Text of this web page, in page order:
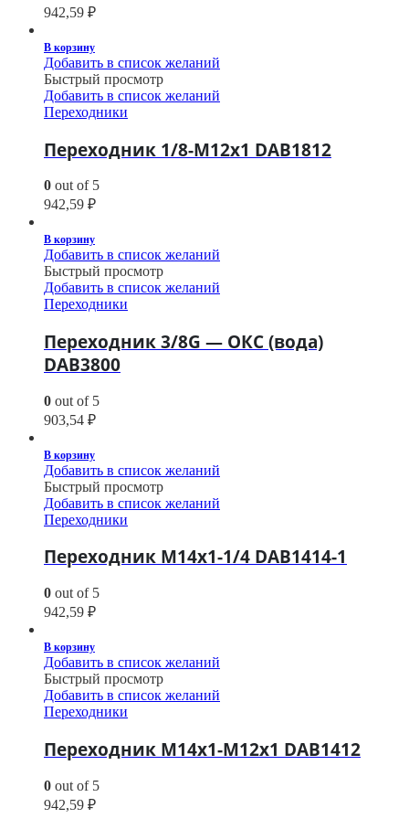
942,59 ₽
В корзину
Добавить в список желаний
Быстрый просмотр
Добавить в список желаний
Переходники
Переходник 1/8-M12х1 DAB1812
0 out of 5
942,59 ₽
В корзину
Добавить в список желаний
Быстрый просмотр
Добавить в список желаний
Переходники
Переходник 3/8G — ОКС (вода)
DAB3800
0 out of 5
903,54 ₽
В корзину
Добавить в список желаний
Быстрый просмотр
Добавить в список желаний
Переходники
Переходник M14х1-1/4 DAB1414-1
0 out of 5
942,59 ₽
В корзину
Добавить в список желаний
Быстрый просмотр
Добавить в список желаний
Переходники
Переходник M14х1-M12х1 DAB1412
0 out of 5
942,59 ₽